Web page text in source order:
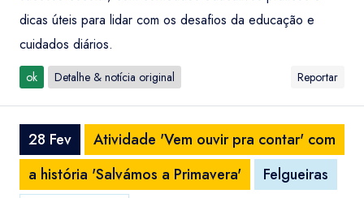
dicas úteis para lidar com os desafios da educação e
cuidados diários.
ok Detalhe & notícia original Reportar
28 Fev
Atividade 'Vem ouvir pra contar' com
a história 'Salvámos a Primavera'
Felgueiras